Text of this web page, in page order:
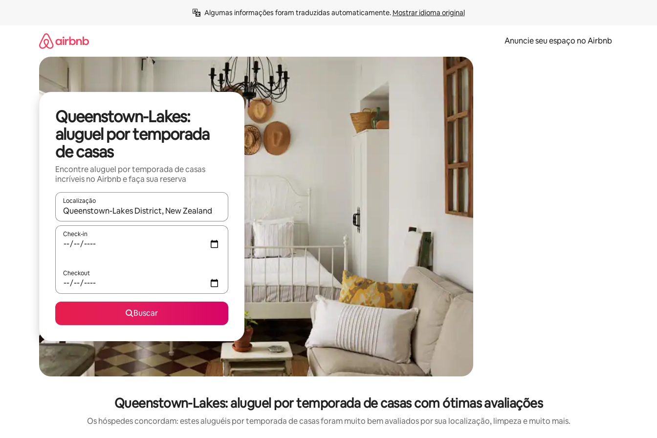
Algumas informações foram traduzidas automaticamente. Mostrar idioma original
Anuncie seu espaço no Airbnb
Queenstown-Lakes:
aluguel por temporada
de casas
Encontre aluguel por temporada de casas
incríveis no Airbnb e faça sua reserva
Localização
Quando os resultados estiverem disponíveis, explore-os usando as seta para cima e para baixo do teclado ou tocando e deslizando o dedo na tela.
Check-in
Checkout
Buscar
Queenstown-Lakes: aluguel por temporada de casas com ótimas avaliações
Os hóspedes concordam: estes aluguéis por temporada de casas foram muito bem avaliados por sua localização, limpeza e muito mais.